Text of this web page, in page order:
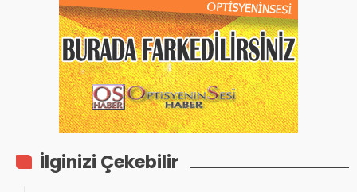
İlginizi Çekebilir